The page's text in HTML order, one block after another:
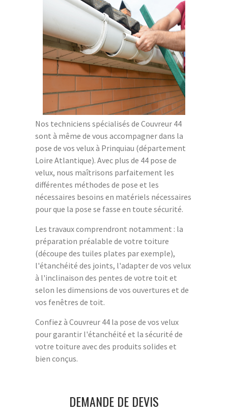
Nos techniciens spécialisés de Couvreur 44
sont à même de vous accompagner dans la
pose de vos velux à Prinquiau (département
Loire Atlantique). Avec plus de 44 pose de
velux, nous maîtrisons parfaitement les
différentes méthodes de pose et les
nécessaires besoins en matériels nécessaires
pour que la pose se fasse en toute sécurité.
Les travaux comprendront notamment : la
préparation préalable de votre toiture
(découpe des tuiles plates par exemple),
l'étanchéité des joints, l'adapter de vos velux
à l'inclinaison des pentes de votre toit et
selon les dimensions de vos ouvertures et de
vos fenêtres de toit.
Confiez à Couvreur 44 la pose de vos velux
pour garantir l'étanchéité et la sécurité de
votre toiture avec des produits solides et
bien conçus.
DEMANDE DE DEVIS